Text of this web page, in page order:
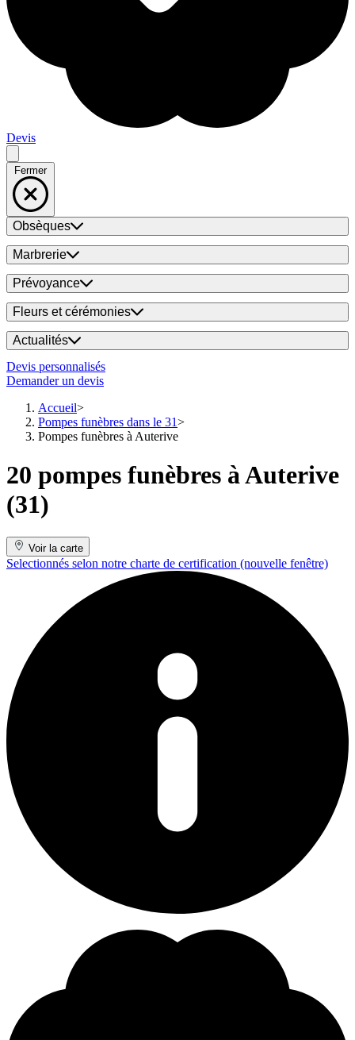
Devis
Fermer
Obsèques
Marbrerie
Prévoyance
Fleurs et cérémonies
Actualités
Devis personnalisés
Demander un devis
Accueil
Pompes funèbres dans le 31
Pompes funèbres à Auterive
20 pompes funèbres à Auterive
(31)
Voir la carte
Selectionnés selon notre charte de certification (nouvelle fenêtre)